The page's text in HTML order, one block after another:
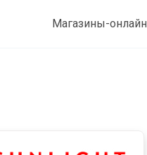
Магазины-онлайн